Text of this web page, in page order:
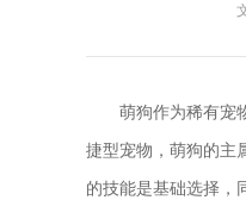
萌狗作为稀有宠
捷型宠物，萌狗的主
的技能是基础选择，